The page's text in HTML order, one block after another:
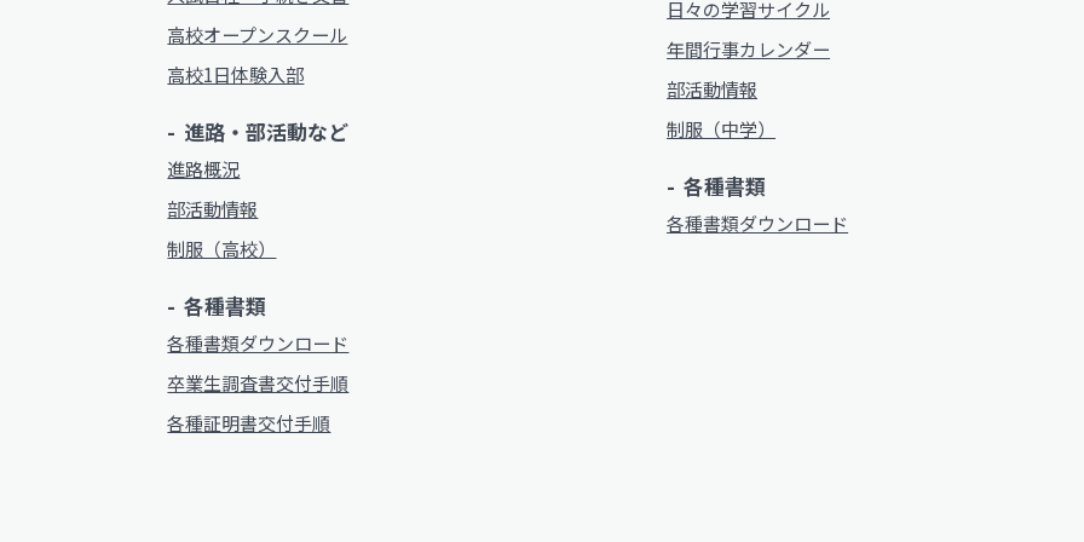
高校オープンスクール
高校1日体験入部
進路・部活動など
進路概況
部活動情報
制服（高校）
各種書類
各種書類ダウンロード
卒業生調査書交付手順
各種証明書交付手順
日々の学習サイクル
年間行事カレンダー
部活動情報
制服（中学）
各種書類
各種書類ダウンロード